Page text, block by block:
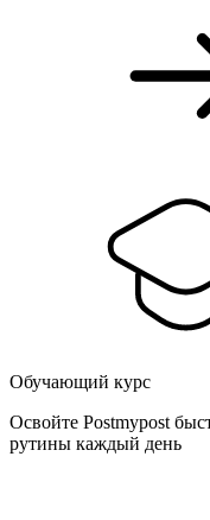
Обучающий курс
Освойте Postmypost
рутины каждый день